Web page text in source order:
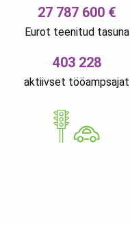
27 787 600 €
Eurot teenitud tasuna
403 228
aktiivset tööampsajat